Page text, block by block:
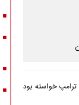
ترامپ خواسته بود